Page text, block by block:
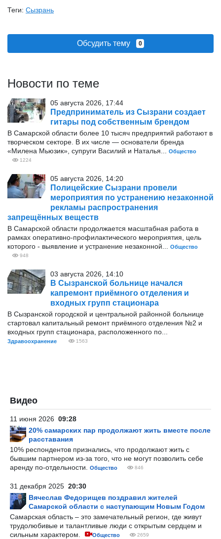
Теги: Сызрань
Обсудить тему 0
Новости по теме
05 августа 2026, 17:44
Предприниматель из Сызрани создает
гитары под собственным брендом
В Самарской области более 10 тысяч предприятий работают в
творческом секторе. В их числе — основатели бренда
«Милена Мьюзик», супруги Василий и Наталья...
Общество
1224
05 августа 2026, 14:20
Полицейские Сызрани провели
мероприятия по устранению незаконной
рекламы распространения
запрещённых веществ
В Самарской области продолжается масштабная работа в
рамках оперативно‑профилактического мероприятия, цель
которого - выявление и устранение незаконной...
Общество
948
03 августа 2026, 14:10
В Сызранской больнице начался
капремонт приёмного отделения и
входных групп стационара
В Сызранской городской и центральной районной больнице
стартовал капитальный ремонт приёмного отделения №2 и
входных групп стационара, расположенного по...
Здравоохранение 1563
Видео
11 июня 2026 09:28
20% самарских пар продолжают жить вместе после
расставания
10% респондентов признались, что продолжают жить с
бывшим партнером из-за того, что не могут позволить себе
аренду по-отдельности.
Общество 846
31 декабря 2025 20:30
Вячеслав Федорищев поздравил жителей
Самарской области с наступающим Новым Годом
Самарская область – это замечательный регион, где живут
трудолюбивые и талантливые люди с открытым сердцем и
сильным характером.
Общество 2659